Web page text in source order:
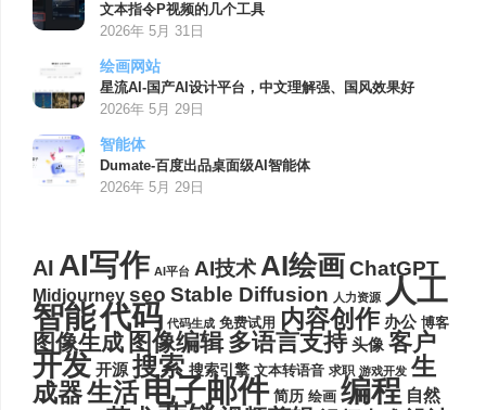
文本指令P视频的几个工具
2026年 5月 31日
绘画网站
星流AI-国产AI设计平台，中文理解强、国风效果好
2026年 5月 29日
智能体
Dumate-百度出品桌面级AI智能体
2026年 5月 29日
AI AI写作 AI平台 AI技术AI绘画ChatGPT
Midjourney seo Stable Diffusion 人力资源 人工
智能代码 代码生成 免费试用 内容创作 办公 博客
图像生成 图像编辑 多语言支持 头像 客户
开发 开源 搜索 搜索引擎 文本转语音 求职 游戏开发 生
成器生活电子邮件 简历 绘画 编程 自然